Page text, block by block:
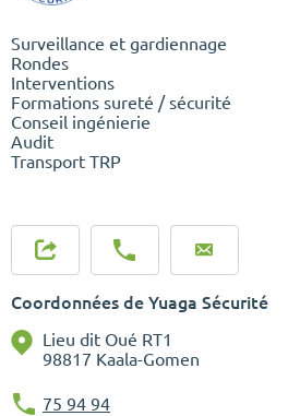
Surveillance et gardiennage
Rondes
Interventions
Formations sureté / sécurité
Conseil ingénierie
Audit
Transport TRP
Coordonnées de Yuaga Sécurité
Lieu dit Oué RT1
98817 Kaala-Gomen
75 94 94